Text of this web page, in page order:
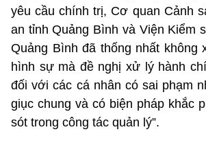
yêu cầu chính trị, Cơ quan Cảnh
an tỉnh Quảng Bình và Viện Kiểm
Quảng Bình đã thống nhất không
hình sự mà đề nghị xử lý hành
đối với các cá nhân có sai phạm
giục chung và có biện pháp khắc
sót trong công tác quản lý”.